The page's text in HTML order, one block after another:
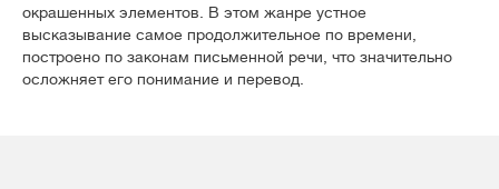
окрашенных элементов. В этом жанре устное
высказывание самое продолжительное по времени,
построено по законам письменной речи, что значительно
осложняет его понимание и перевод.